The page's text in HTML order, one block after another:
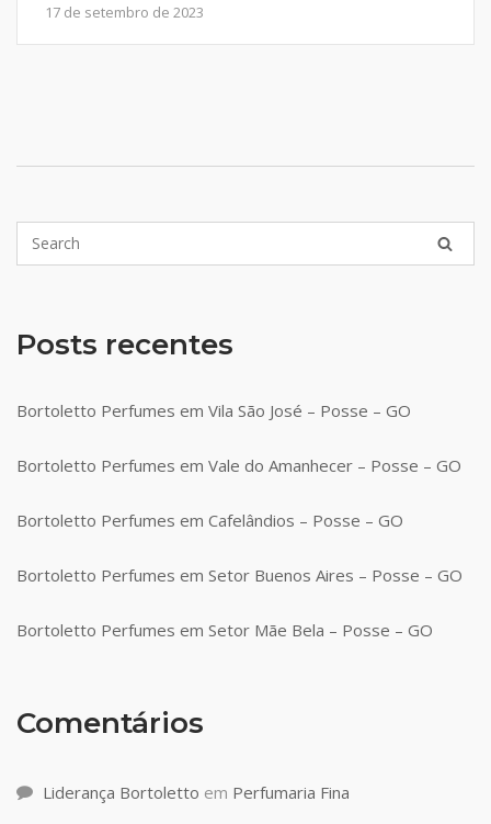
17 de setembro de 2023
Posts recentes
Bortoletto Perfumes em Vila São José – Posse – GO
Bortoletto Perfumes em Vale do Amanhecer – Posse – GO
Bortoletto Perfumes em Cafelândios – Posse – GO
Bortoletto Perfumes em Setor Buenos Aires – Posse – GO
Bortoletto Perfumes em Setor Mãe Bela – Posse – GO
Comentários
Liderança Bortoletto em Perfumaria Fina